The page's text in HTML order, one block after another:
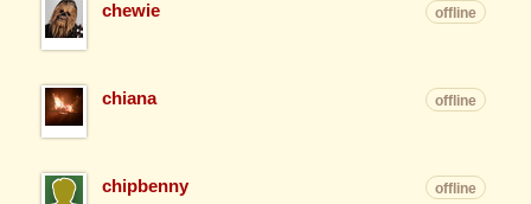
chewie offline
chiana offline
chipbenny offline